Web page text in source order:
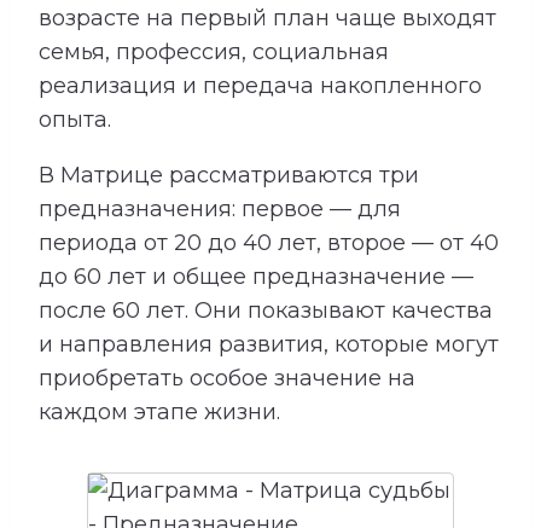
возрасте на первый план чаще выходят
семья, профессия, социальная
реализация и передача накопленного
опыта.
В Матрице рассматриваются три
предназначения: первое — для
периода от 20 до 40 лет, второе — от 40
до 60 лет и общее предназначение —
после 60 лет. Они показывают качества
и направления развития, которые могут
приобретать особое значение на
каждом этапе жизни.